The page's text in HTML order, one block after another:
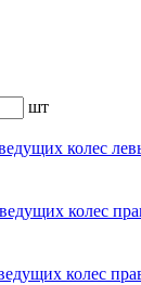
шт
колес
колес
колес